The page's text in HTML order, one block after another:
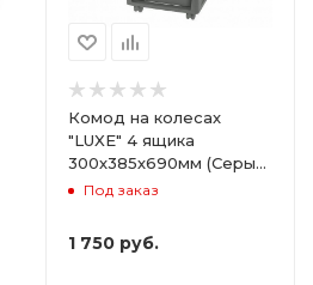
Комод на колесах
"LUXE" 4 ящика
300х385х690мм (Серый)
ARD258086
Под заказ
1 750 руб.